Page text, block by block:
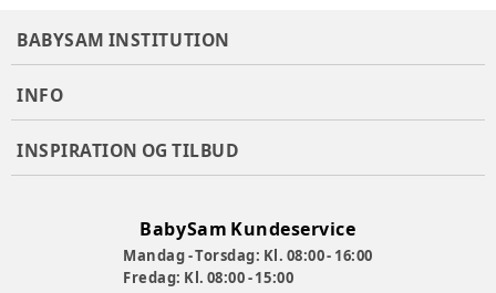
BABYSAM INSTITUTION
INFO
INSPIRATION OG TILBUD
BabySam Kundeservice
Mandag - Torsdag: Kl. 08:00 - 16:00
Fredag: Kl. 08:00 - 15:00